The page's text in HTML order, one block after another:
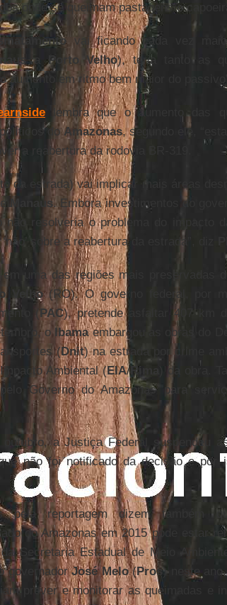
onde se queimam pastagens e
vai ficando cada vez
aPorto Velho), teria tanto as
aumento em ritmo bem maior do
lembra que o aumento das
políticos doAmazonas, segundo ele,
a reabertura da rodovia BR-319.
da estrada) vai implicar mais áreas
Manaus. Embora investimentos do
não resolveria o problema do impacto
‘não’ sobre a reabertura da estrada”, diz
em uma das regiões mais preservadas
Velho(RO). O governo federal, por
(PAC), pretende asfaltar 407 km
oIbamaembargou as obras do
(Dnit) na estrada por crime
Ambiental (EIA/Rima
) da obra.
Governo do Amazonas para
a Justiça Federal suspendeu
não foi notificado da decisão e por
pela reportagem dizem também
do Amazonas em 2015 pode estar
Secretaria Estadual de Meio
governadorJosé Melo(Pros) neste
prever e monitorar as queimadas e